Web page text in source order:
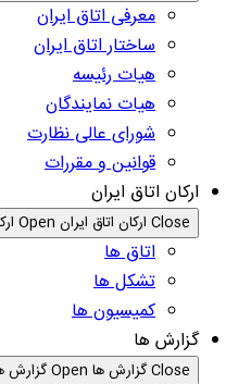
معرفی اتاق ایران
ساختار اتاق ایران
هیات رئیسه
هیات نمایندگان
شورای عالی نظارت
قوانین و مقررات
ارکان اتاق ایران
Close ارکان اتاق ایران Open ارکان اتاق ایران
اتاق ها
تشکل ها
کمیسیون ها
گزارش ها
Close گزارش ها Open گزارش ها